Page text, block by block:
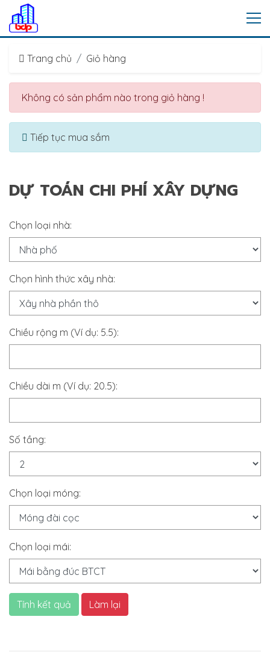
Trang chủ Giỏ hàng
Không có sản phẩm nào trong giỏ hàng !
Tiếp tục mua sắm
DỰ TOÁN CHI PHÍ XÂY DỰNG
Chọn loại nhà:
Chọn hình thức xây nhà:
Chiều rộng m (Ví dụ: 5.5):
Chiều dài m (Ví dụ: 20.5):
Số tầng:
Chọn loại móng:
Chọn loại mái:
Tính kết quả Làm lại